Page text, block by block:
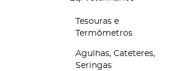
Tesouras e
Termômetros
Agulhas, Cateteres,
Seringas